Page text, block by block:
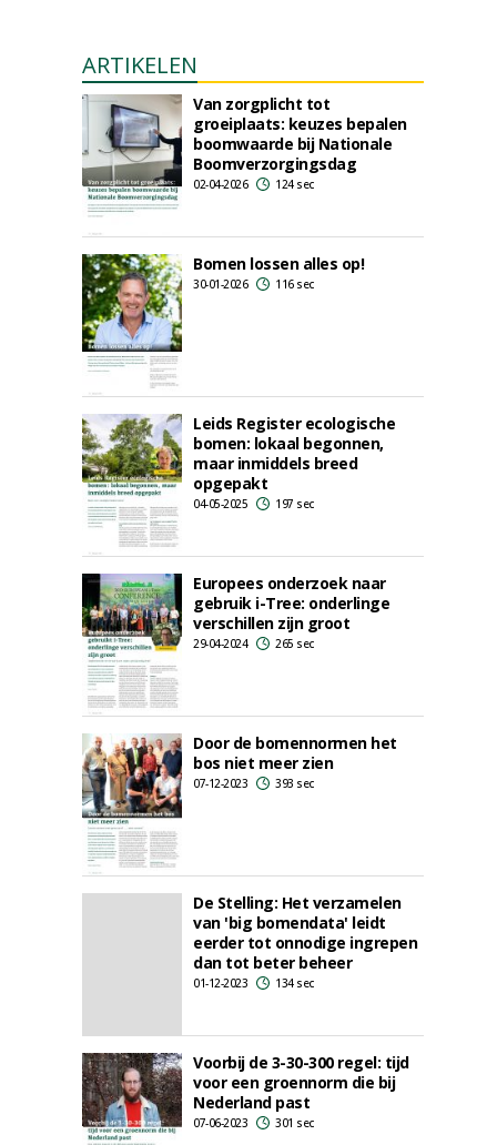
ARTIKELEN
Van zorgplicht tot
groeiplaats: keuzes bepalen
boomwaarde bij Nationale
Boomverzorgingsdag
02-04-2026 124 sec
Bomen lossen alles op!
30-01-2026 116 sec
Leids Register ecologische
bomen: lokaal begonnen,
maar inmiddels breed
opgepakt
04-05-2025 197 sec
Europees onderzoek naar
gebruik i-Tree: onderlinge
verschillen zijn groot
29-04-2024 265 sec
Door de bomennormen het
bos niet meer zien
07-12-2023 393 sec
De Stelling: Het verzamelen
van 'big bomendata' leidt
eerder tot onnodige ingrepen
dan tot beter beheer
01-12-2023 134 sec
Voorbij de 3-30-300 regel: tijd
voor een groennorm die bij
Nederland past
07-06-2023 301 sec